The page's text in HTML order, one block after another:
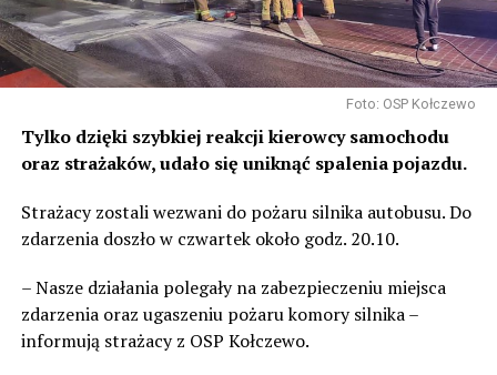
Foto: OSP Kołczewo
Tylko dzięki szybkiej reakcji kierowcy samochodu
oraz strażaków, udało się uniknąć spalenia pojazdu.
Strażacy zostali wezwani do pożaru silnika autobusu. Do
zdarzenia doszło w czwartek około godz. 20.10.
– Nasze działania polegały na zabezpieczeniu miejsca
zdarzenia oraz ugaszeniu pożaru komory silnika –
informują strażacy z OSP Kołczewo.